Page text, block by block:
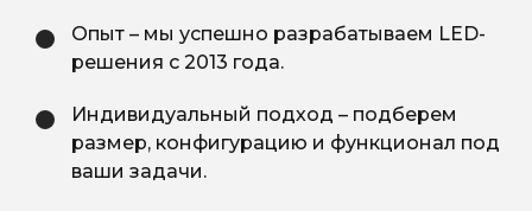
Опыт – мы успешно разрабатываем LED-
решения с 2013 года.
Индивидуальный подход – подберем
размер, конфигурацию и функционал под
ваши задачи.